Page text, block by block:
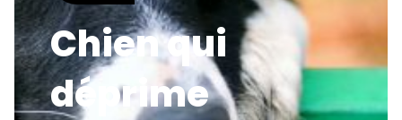
Chien qui
déprime